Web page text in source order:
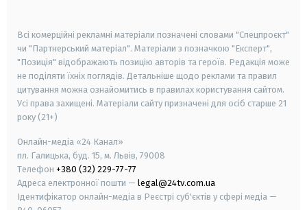
Всі комерційні рекламні матеріали позначені словами "Спецпроєкт"
чи "Партнерський матеріал". Матеріали з позначкою "Експерт",
"Позиція" відображають позицію авторів та героїв. Редакція може
не поділяти їхніх поглядів. Детальніше щодо реклами та правил
цитування можна ознайомитись в правилах користування сайтом.
Усі права захищені. Матеріали сайту призначені для осіб старше 21
року (21+)
Онлайн-медіа «24 Канал»
пл. Галицька, буд. 15, м. Львів, 79008
Телефон +380 (32) 229-77-77
Адреса електронної пошти — legal@24tv.com.ua
Ідентифікатор онлайн-медіа в Реєстрі суб'єктів у сфері медіа —